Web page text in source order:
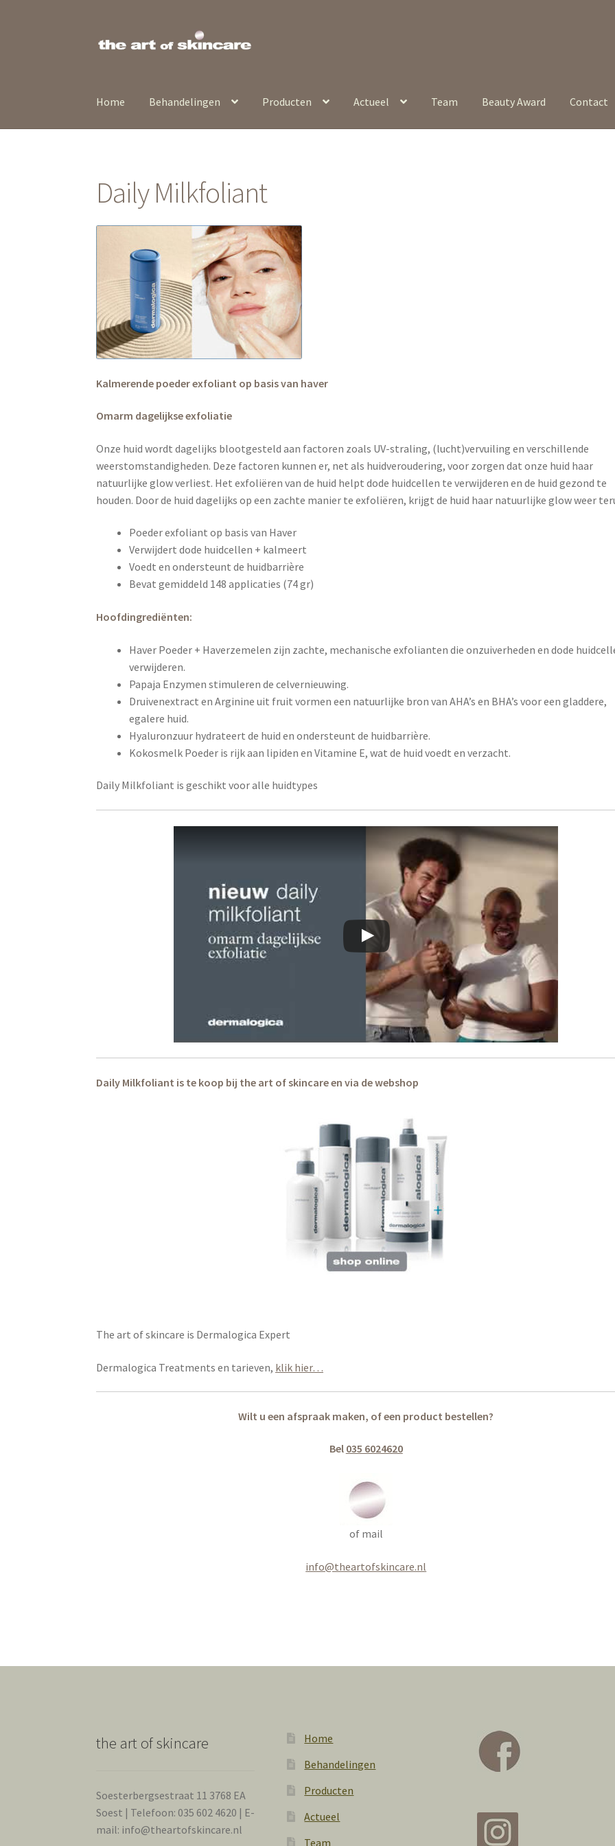
door
naar
Home
Behandelingen Producten Actueel Team Beauty Award Contact
Daily Milkfoliant
Kalmerende poeder exfoliant op basis van haver
Omarm dagelijkse exfoliatie
Onze huid wordt dagelijks blootgesteld aan factoren zoals UV-straling, (lucht)vervuiling en verschillende
weerstomstandigheden. Deze factoren kunnen er, net als huidveroudering, voor zorgen dat onze huid haar
natuurlijke glow verliest. Het exfoliëren van de huid helpt dode huidcellen te verwijderen en de huid gezond te
houden. Door de huid dagelijks op een zachte manier te exfoliëren, krijgt de huid haar natuurlijke glow weer
Poeder exfoliant op basis van Haver
Verwijdert dode huidcellen + kalmeert
Voedt en ondersteunt de huidbarrière
Bevat gemiddeld 148 applicaties (74 gr)
Hoofdingrediënten:
Haver Poeder + Haverzemelen zijn zachte, mechanische exfolianten die onzuiverheden en dode
verwijderen.
Papaja Enzymen stimuleren de celvernieuwing.
Druivenextract en Arginine uit fruit vormen een natuurlijke bron van AHA’s en BHA’s voor een gladdere,
egalere huid.
Hyaluronzuur hydrateert de huid en ondersteunt de huidbarrière.
Kokosmelk Poeder is rijk aan lipiden en Vitamine E, wat de huid voedt en verzacht.
Daily Milkfoliant is geschikt voor alle huidtypes
Daily Milkfoliant is te koop bij the art of skincare en via de webshop
The art of skincare is Dermalogica Expert
Dermalogica Treatments en tarieven, klik hier…
Wilt u een afspraak maken, of een product bestellen?
Bel 035 6024620
of mail
info@theartofskincare.nl
the art of skincare
Soesterbergsestraat 11 3768 EA
Soest | Telefoon: 035 602 4620 | E-
mail: info@theartofskincare.nl
Home
Behandelingen
Producten
Actueel
Team